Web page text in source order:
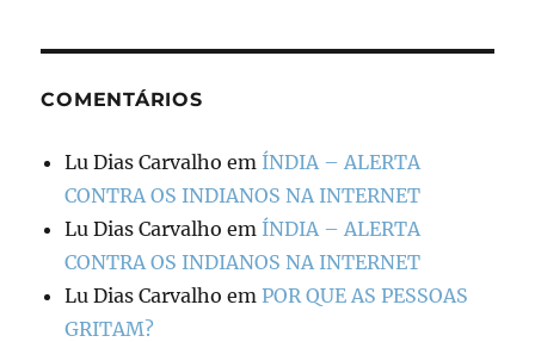
COMENTÁRIOS
Lu Dias Carvalho em ÍNDIA – ALERTA
CONTRA OS INDIANOS NA INTERNET
Lu Dias Carvalho em ÍNDIA – ALERTA
CONTRA OS INDIANOS NA INTERNET
Lu Dias Carvalho em POR QUE AS PESSOAS
GRITAM?